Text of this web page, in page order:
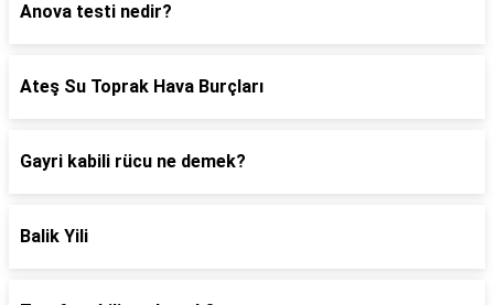
Anova testi nedir?
Ateş Su Toprak Hava Burçları
Gayri kabili rücu ne demek?
Balik Yili